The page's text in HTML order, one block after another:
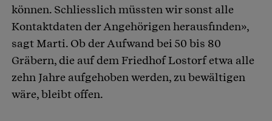
können. Schliesslich müssten wir sonst alle
Kontaktdaten der Angehörigen herausfinden»,
sagt Marti. Ob der Aufwand bei 50 bis 80
Gräbern, die auf dem Friedhof Lostorf etwa alle
zehn Jahre aufgehoben werden, zu bewältigen
wäre, bleibt offen.